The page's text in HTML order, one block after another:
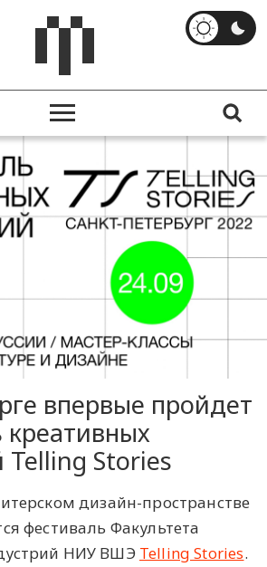
впервые пройдет
креативных
Telling Stories
дизайн-пространстве
фестиваль Факультета
НИУ ВШЭ Telling Stories.